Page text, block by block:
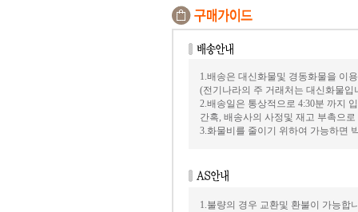
1.배송은 대신화물및 경동화물을 이
(전기나라의 주 거래처는 대신화물입
2.배송일은 통상적으로 4:30분 까지
간혹, 배송사의 사정및 재고 부촉으
3.화물비를 줄이기 위하여 가능하면
1.불량의 경우 교환및 환불이 가능합